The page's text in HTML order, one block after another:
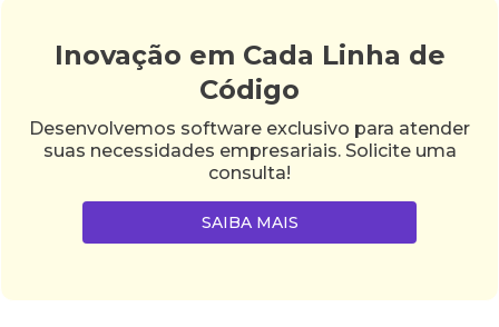
Inovação em Cada Linha de
Código
Desenvolvemos software exclusivo para atender
suas necessidades empresariais. Solicite uma
consulta!
SAIBA MAIS